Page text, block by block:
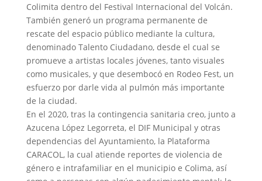
Colimita dentro del Festival Internacional del Volcán.
También generó un programa permanente de
rescate del espacio público mediante la cultura,
denominado Talento Ciudadano, desde el cual se
promueve a artistas locales jóvenes, tanto visuales
como musicales, y que desembocó en Rodeo Fest, un
esfuerzo por darle vida al pulmón más importante
de la ciudad.
En el 2020, tras la contingencia sanitaria creo, junto a
Azucena López Legorreta, el DIF Municipal y otras
dependencias del Ayuntamiento, la Plataforma
CARACOL, la cual atiende reportes de violencia de
género e intrafamiliar en el municipio e Colima, así